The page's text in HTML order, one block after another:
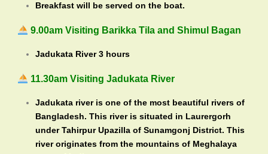
Breakfast will be served on the boat.
9.00am Visiting Barikka Tila and Shimul Bagan
Jadukata River 3 hours
11.30am Visiting Jadukata River
Jadukata river is one of the most beautiful rivers of
Bangladesh. This river is situated in Laurergorh
under Tahirpur Upazilla of Sunamgonj District. This
river originates from the mountains of Meghalaya